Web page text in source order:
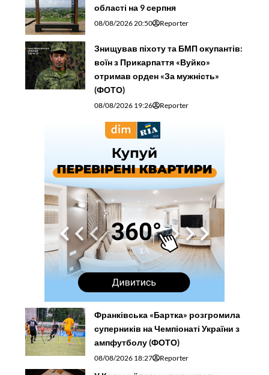
області на 9 серпня
08/08/2026 20:50 Reporter
Знищував піхоту та БМП окупантів:
воїн з Прикарпаття «Вуйко»
отримав орден «За мужність»
(ФОТО)
08/08/2026 19:26 Reporter
Франківська «Бартка» розгромила
суперників на Чемпіонаті України з
ампфутболу (ФОТО)
08/08/2026 18:27 Reporter